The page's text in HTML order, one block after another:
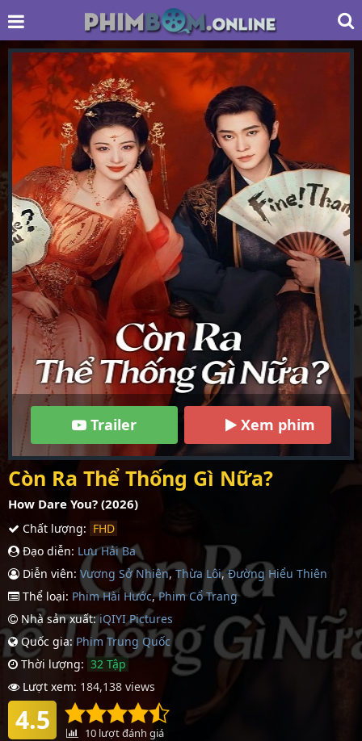
Trailer Xem phim
Còn Ra Thể Thống Gì Nữa?
How Dare You? (2026)
Chất lượng: FHD
Đạo diễn: Lưu Hải Ba
Diễn viên: Vương Sở Nhiên,Thừa Lôi,Ðường Hiểu Thiên
Thể loại: Phim Hài Hước,Phim Cổ Trang
Nhà sản xuất: iQIYI Pictures
Quốc gia: Phim Trung Quốc
Thời lượng: 32 Tập
Lượt xem: 184,138 views
4.5 10 lượt đánh giá